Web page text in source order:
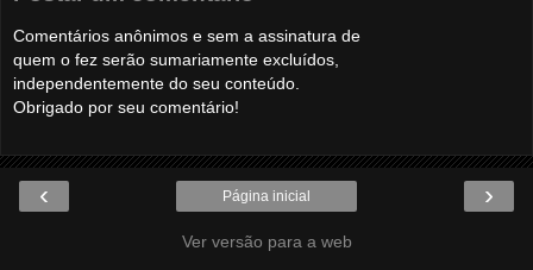
Comentários anônimos e sem a assinatura de
quem o fez serão sumariamente excluídos,
independentemente do seu conteúdo.
Obrigado por seu comentário!
‹ ›
Página inicial
Ver versão para a web